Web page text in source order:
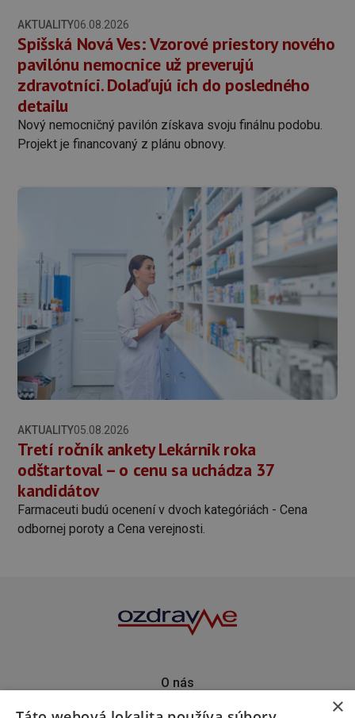
AKTUALITY06.08.2026
Spišská Nová Ves: Vzorové priestory nového
pavilónu nemocnice už preverujú
zdravotníci. Dolaďujú ich do posledného
detailu
Nový nemocničný pavilón získava svoju finálnu podobu.
Projekt je financovaný z plánu obnovy.
AKTUALITY05.08.2026
Tretí ročník ankety Lekárnik roka
odštartoval – o cenu sa uchádza 37
kandidátov
Farmaceuti budú ocenení v dvoch kategóriách - Cena
odbornej poroty a Cena verejnosti.
O nás
×